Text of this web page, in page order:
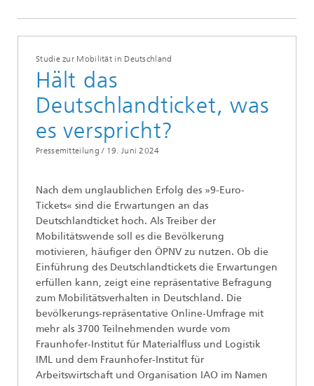
Studie zur Mobilität in Deutschland
Hält das
Deutschlandticket, was
es verspricht?
Pressemitteilung / 19. Juni 2024
Nach dem unglaublichen Erfolg des »9-Euro-
Tickets« sind die Erwartungen an das
Deutschlandticket hoch. Als Treiber der
Mobilitätswende soll es die Bevölkerung
motivieren, häufiger den ÖPNV zu nutzen. Ob die
Einführung des Deutschlandtickets die Erwartungen
erfüllen kann, zeigt eine repräsentative Befragung
zum Mobilitätsverhalten in Deutschland. Die
bevölkerungs-repräsentative Online-Umfrage mit
mehr als 3700 Teilnehmenden wurde vom
Fraunhofer-Institut für Materialfluss und Logistik
IML und dem Fraunhofer-Institut für
Arbeitswirtschaft und Organisation IAO im Namen